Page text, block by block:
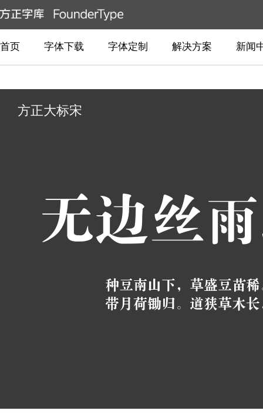
首页 字体下载 字体定制 解决方案 新闻
方正大标宋
无边丝
种豆南山下，草盛豆苗
带月荷锄归。道狭草木